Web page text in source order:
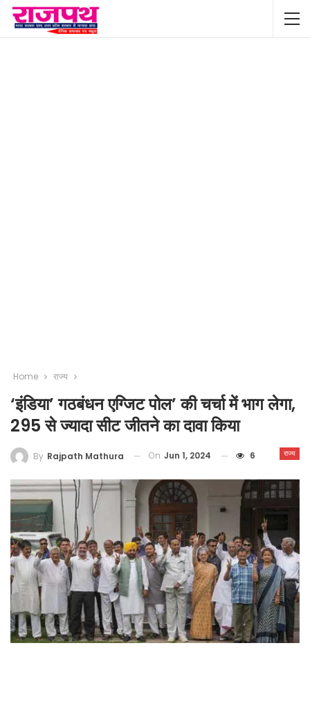
Home राज्य
‘इंडिया’ गठबंधन एग्जिट पोल’ की चर्चा में भाग लेगा,
295 से ज्यादा सीट जीतने का दावा किया
राज्य
By Rajpath Mathura On Jun 1, 2024 6